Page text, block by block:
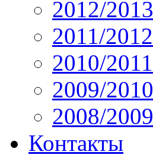
2012/2013
2011/2012
2010/2011
2009/2010
2008/2009
Контакты